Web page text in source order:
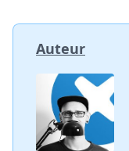
Auteur